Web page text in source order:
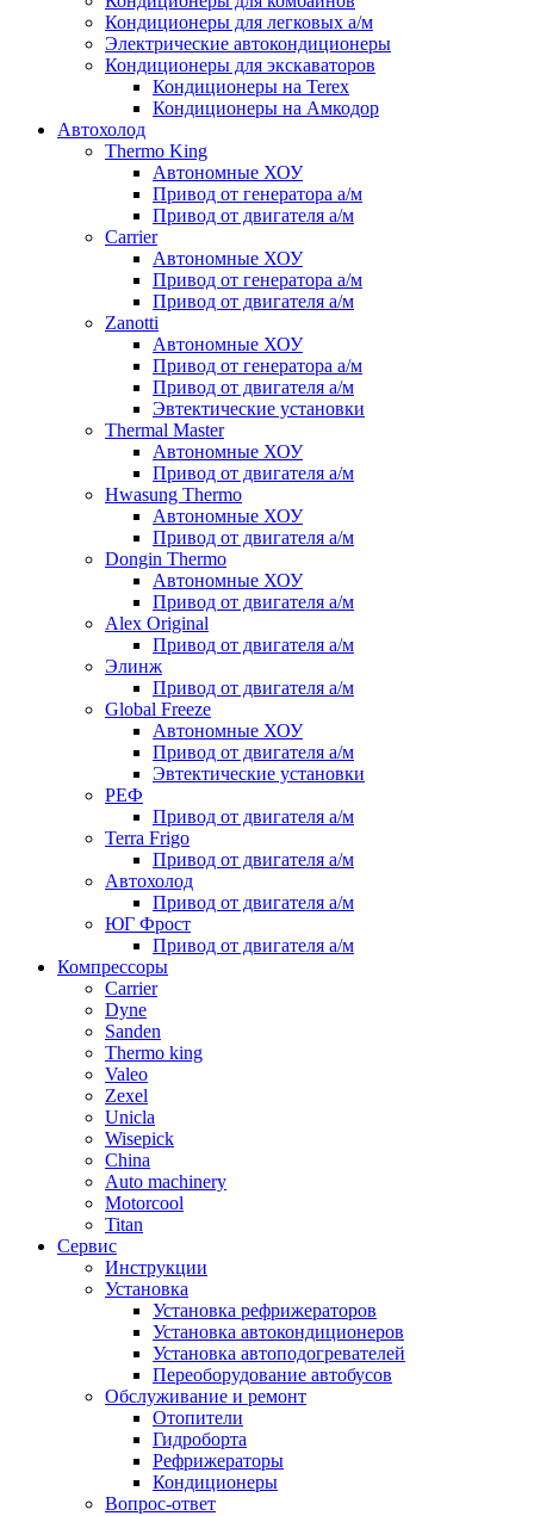
Кондиционеры для легковых а/м
Электрические автокондиционеры
Кондиционеры для экскаваторов
Кондиционеры на Terex
Кондиционеры на Амкодор
Автохолод
Thermo King
Автономные ХОУ
Привод от генератора а/м
Привод от двигателя а/м
Carrier
Автономные ХОУ
Привод от генератора а/м
Привод от двигателя а/м
Zanotti
Автономные ХОУ
Привод от генератора а/м
Привод от двигателя а/м
Эвтектические установки
Thermal Master
Автономные ХОУ
Привод от двигателя а/м
Hwasung Thermo
Автономные ХОУ
Привод от двигателя а/м
Dongin Thermo
Автономные ХОУ
Привод от двигателя а/м
Alex Original
Привод от двигателя а/м
Элинж
Привод от двигателя а/м
Global Freeze
Автономные ХОУ
Привод от двигателя а/м
Эвтектические установки
РЕФ
Привод от двигателя а/м
Terra Frigo
Привод от двигателя а/м
Автохолод
Привод от двигателя а/м
ЮГ Фрост
Привод от двигателя а/м
Компрессоры
Carrier
Dyne
Sanden
Thermo king
Valeo
Zexel
Unicla
Wisepick
China
Auto machinery
Motorcool
Titan
Сервис
Инструкции
Установка
Установка рефрижераторов
Установка автокондиционеров
Установка автоподогревателей
Переоборудование автобусов
Обслуживание и ремонт
Отопители
Гидроборта
Рефрижераторы
Кондиционеры
Вопрос-ответ